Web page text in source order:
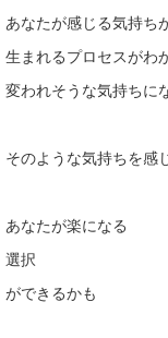
あなたが感じる気持ち
生まれるプロセスがわ
変われそうな気持ちに
そのような気持ちを感
あなたが楽になる
選択
ができるかも